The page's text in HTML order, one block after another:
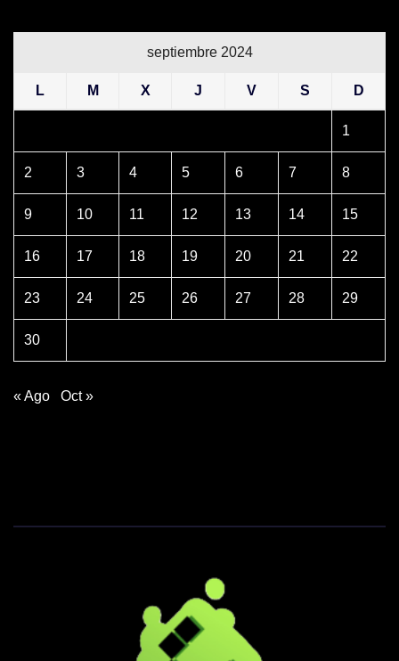
septiembre 2024
L M X J V S D
1
2 3 4 5 6 7 8
9 10 11 12 13 14 15
16 17 18 19 20 21 22
23 24 25 26 27 28 29
30
« Ago Oct »